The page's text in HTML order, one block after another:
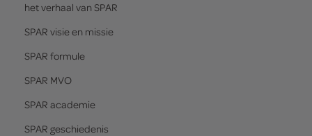
het verhaal van SPAR
SPAR visie en missie
SPAR formule
SPAR MVO
SPAR academie
SPAR geschiedenis